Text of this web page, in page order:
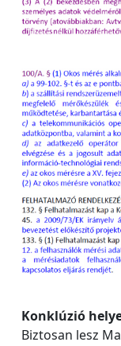
Konklúzió
Biztosan lesz